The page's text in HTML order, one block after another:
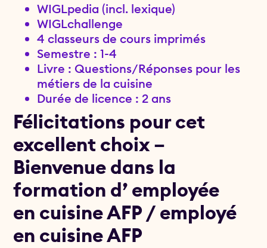
WIGLpedia (incl. lexique)
WIGLchallenge
4 classeurs de cours imprimés
Semestre : 1-4
Livre : Questions/Réponses pour les
métiers de la cuisine
Durée de licence : 2 ans
Félicitations pour cet
excellent choix –
Bienvenue dans la
formation d’ employée
en cuisine AFP / employé
en cuisine AFP